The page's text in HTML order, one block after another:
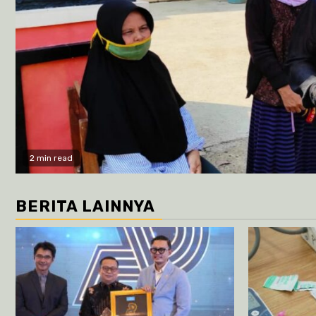
2 min read
BERITA LAINNYA